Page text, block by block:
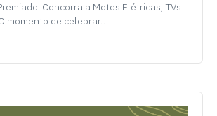
Concorra a Motos Elétricas, TVs
momento de celebrar…